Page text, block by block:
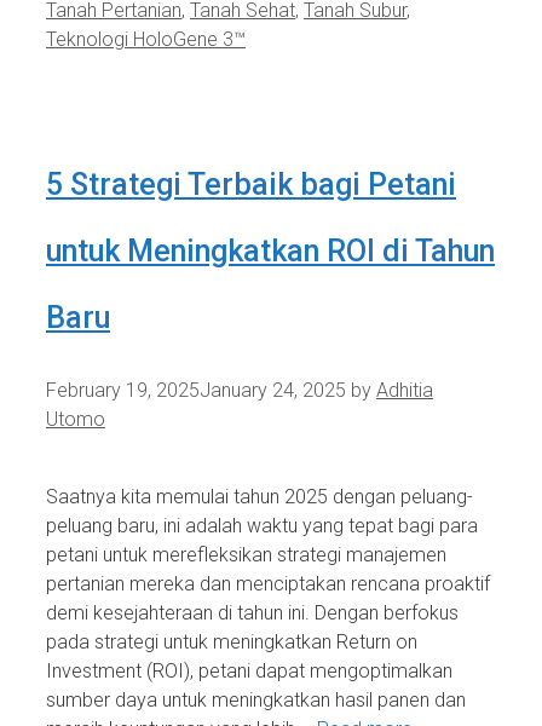
Tanah Pertanian, Tanah Sehat, Tanah Subur,
Teknologi HoloGene 3™
5 Strategi Terbaik bagi Petani
untuk Meningkatkan ROI di Tahun
Baru
February 19, 2025January 24, 2025 by Adhitia
Utomo
Saatnya kita memulai tahun 2025 dengan peluang-
peluang baru, ini adalah waktu yang tepat bagi para
petani untuk merefleksikan strategi manajemen
pertanian mereka dan menciptakan rencana proaktif
demi kesejahteraan di tahun ini. Dengan berfokus
pada strategi untuk meningkatkan Return on
Investment (ROI), petani dapat mengoptimalkan
sumber daya untuk meningkatkan hasil panen dan